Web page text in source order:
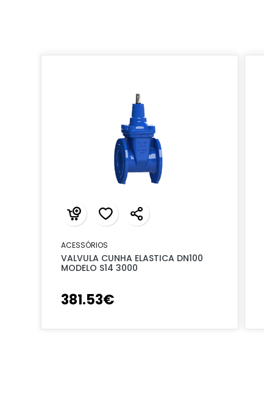
ACESSÓRIOS
VALVULA CUNHA ELASTICA DN100
MODELO S14 3000
381.53€